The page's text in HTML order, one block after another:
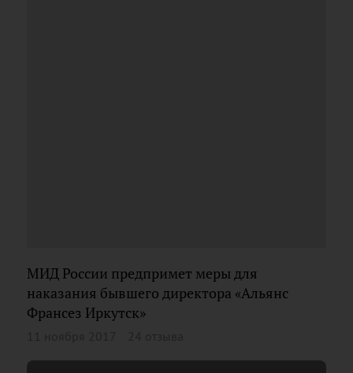
МИД России предпримет меры для
наказания бывшего директора «Альянс
Франсез Иркутск»